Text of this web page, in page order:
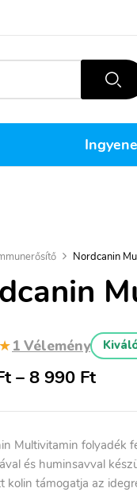
Nordcanin
1 Vélemény
– 8 990 Ft
Multivitamin folyadék
és huminsavval
kolin támogatja az